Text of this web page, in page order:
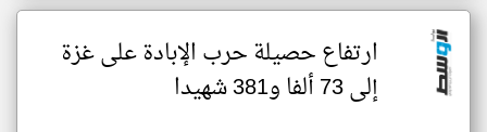
ارتفاع حصيلة حرب الإبادة على غزة
إلى 73 ألفا و381 شهيدا